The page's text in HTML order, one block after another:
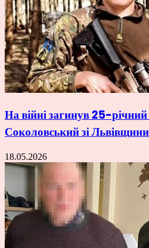
На війні загинув 25-
Соколовський зі Львівщини
18.05.2026